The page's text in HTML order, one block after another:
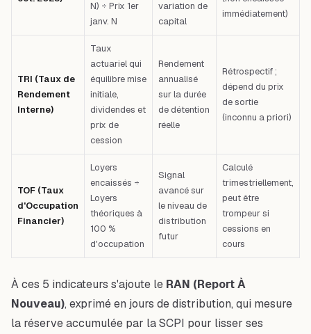
N) ÷ Prix 1er
janv. N
variation de
capital
immédiatement)
TRI (Taux de
Rendement
Interne)
Taux
actuariel qui
équilibre mise
initiale,
dividendes et
prix de
cession
Rendement
annualisé
sur la durée
de détention
réelle
Rétrospectif ;
dépend du prix
de sortie
(inconnu a priori)
TOF (Taux
d'Occupation
Financier)
Loyers
encaissés ÷
Loyers
théoriques à
100 %
d'occupation
Signal
avancé sur
le niveau de
distribution
futur
Calculé
trimestriellement,
peut être
trompeur si
cessions en
cours
À ces 5 indicateurs s'ajoute le RAN (Report À
Nouveau), exprimé en jours de distribution, qui mesure
la réserve accumulée par la SCPI pour lisser ses